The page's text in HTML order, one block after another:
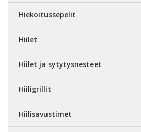
Hiekoitussepelit
Hiilet
Hiilet ja sytytysnesteet
Hiiligrillit
Hiilisavustimet